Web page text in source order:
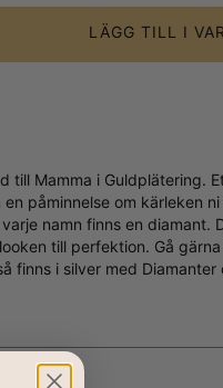
LÄGG TILL I
Mamma i Guldplätering.
påminnelse om kärleken
namn finns en diamant.
till perfektion. Gå
finns i silver med Diamanter